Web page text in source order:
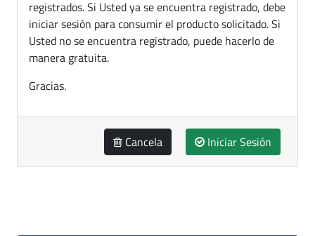
registrados. Si Usted ya se encuentra registrado, debe
iniciar sesión para consumir el producto solicitado. Si
Usted no se encuentra registrado, puede hacerlo de
manera gratuita.
Gracias.
Cancela Iniciar Sesión